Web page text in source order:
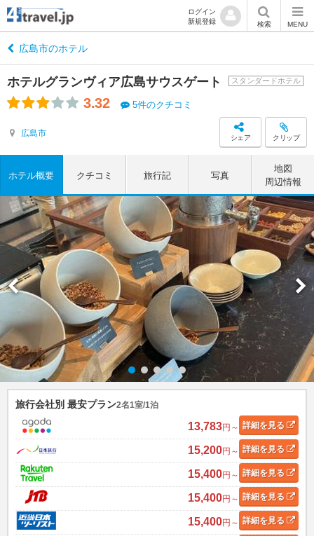
ログイン
新規登録
検索 MENU
広島市のホテル
ホテルグランヴィア広島サウスゲート スタンダードホテル
3.32 5件のクチコミ
広島市 シェア クリップ
ホテル概要 クチコミ 旅行記 写真
地図
周辺情報
旅行会社別 最安プラン2名1室/1泊
13,783円～ 詳細を見る
15,200円～ 詳細を見る
15,400円～ 詳細を見る
15,400円～ 詳細を見る
15,400円～ 詳細を見る